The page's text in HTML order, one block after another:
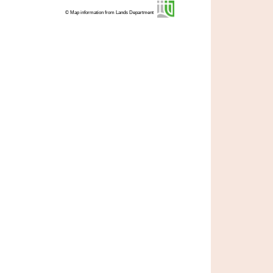
© Map information from Lands Department